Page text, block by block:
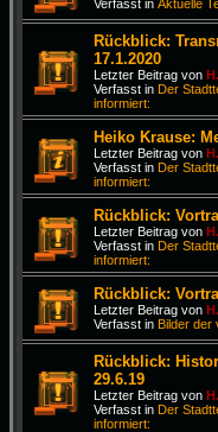
Verfasst in Aktuelle
Rückblick:
17.1.2020
Letzter Beitrag von
Verfasst in Der
informiert:
Heiko Krause:
Letzter Beitrag von
Verfasst in Der
informiert:
Rückblick:
Letzter Beitrag von
Verfasst in Der
informiert:
Rückblick:
Letzter Beitrag von
Verfasst in Bilder der
Rückblick:
29.6.19
Letzter Beitrag von
Verfasst in Der
informiert: